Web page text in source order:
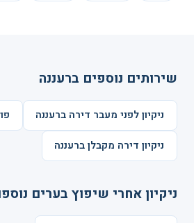
שירותים נוספים ברעננה
ניקיון לפני מעבר דירה ברעננה
ניקיון דירה מקבלן ברעננה
ניקיון אחרי שיפוץ בערים